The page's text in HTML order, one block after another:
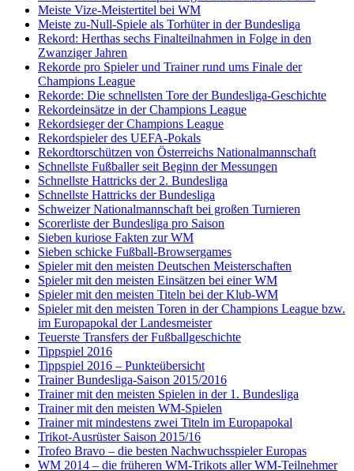
Meiste Vize-Meistertitel bei WM
Meiste zu-Null-Spiele als Torhüter in der Bundesliga
Rekord: Herthas sechs Finalteilnahmen in Folge in den
Zwanziger Jahren
Rekorde pro Spieler und Trainer rund ums Finale der
Champions League
Rekorde: Die schnellsten Tore der Bundesliga-Geschichte
Rekordeinsätze in der Champions League
Rekordsieger der Champions League
Rekordspieler des UEFA-Pokals
Rekordtorschützen von Österreichs Nationalmannschaft
Schnellste Fußballer seit Beginn der Messungen
Schnellste Hattricks der 2. Bundesliga
Schnellste Hattricks der Bundesliga
Schweizer Nationalmannschaft bei großen Turnieren
Scorerliste der Bundesliga pro Saison
Sieben kuriose Fakten zur WM
Sieben schicke Fußball-Browsergames
Spieler mit den meisten Deutschen Meisterschaften
Spieler mit den meisten Einsätzen bei einer WM
Spieler mit den meisten Titeln bei der Klub-WM
Spieler mit den meisten Toren in der Champions League bzw.
im Europapokal der Landesmeister
Teuerste Transfers der Fußballgeschichte
Tippspiel 2016
Tippspiel 2016 – Punkteübersicht
Trainer Bundesliga-Saison 2015/2016
Trainer mit den meisten Spielen in der 1. Bundesliga
Trainer mit den meisten WM-Spielen
Trainer mit mindestens zwei Titeln im Europapokal
Trikot-Ausrüster Saison 2015/16
Trofeo Bravo – die besten Nachwuchsspieler Europas
WM 2014 – die früheren WM-Trikots aller WM-Teilnehmer